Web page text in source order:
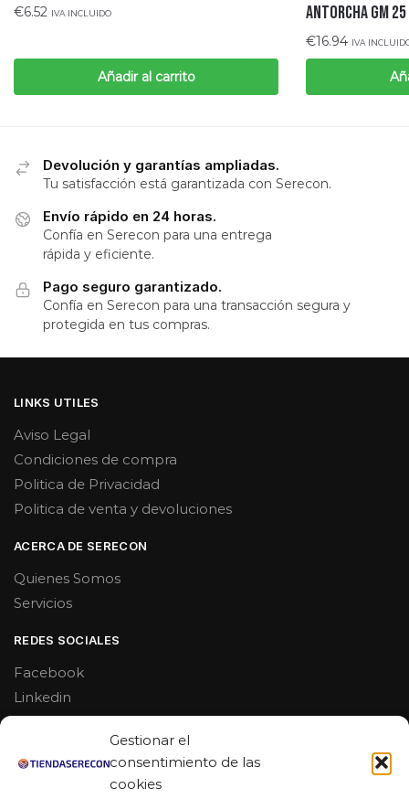
Gestionar el
consentimiento de las
cookies
€6.52 IVA INCLUIDO
Añadir al carrito
ANTORCHA GM
€16.94 IVA
Devolución y garantías ampliadas.
Tu satisfacción está garantizada con Serecon.
Envío rápido en 24 horas.
Confía en Serecon para una entrega
rápida y eficiente.
Pago seguro garantizado.
Confía en Serecon para una transacción segura y
protegida en tus compras.
LINKS UTILES
Aviso Legal
Condiciones de compra
Politica de Privacidad
Politica de venta y devoluciones
ACERCA DE SERECON
Quienes Somos
Servicios
REDES SOCIALES
Facebook
Linkedin
Youtube
MAS DE 50 RESEÑAS